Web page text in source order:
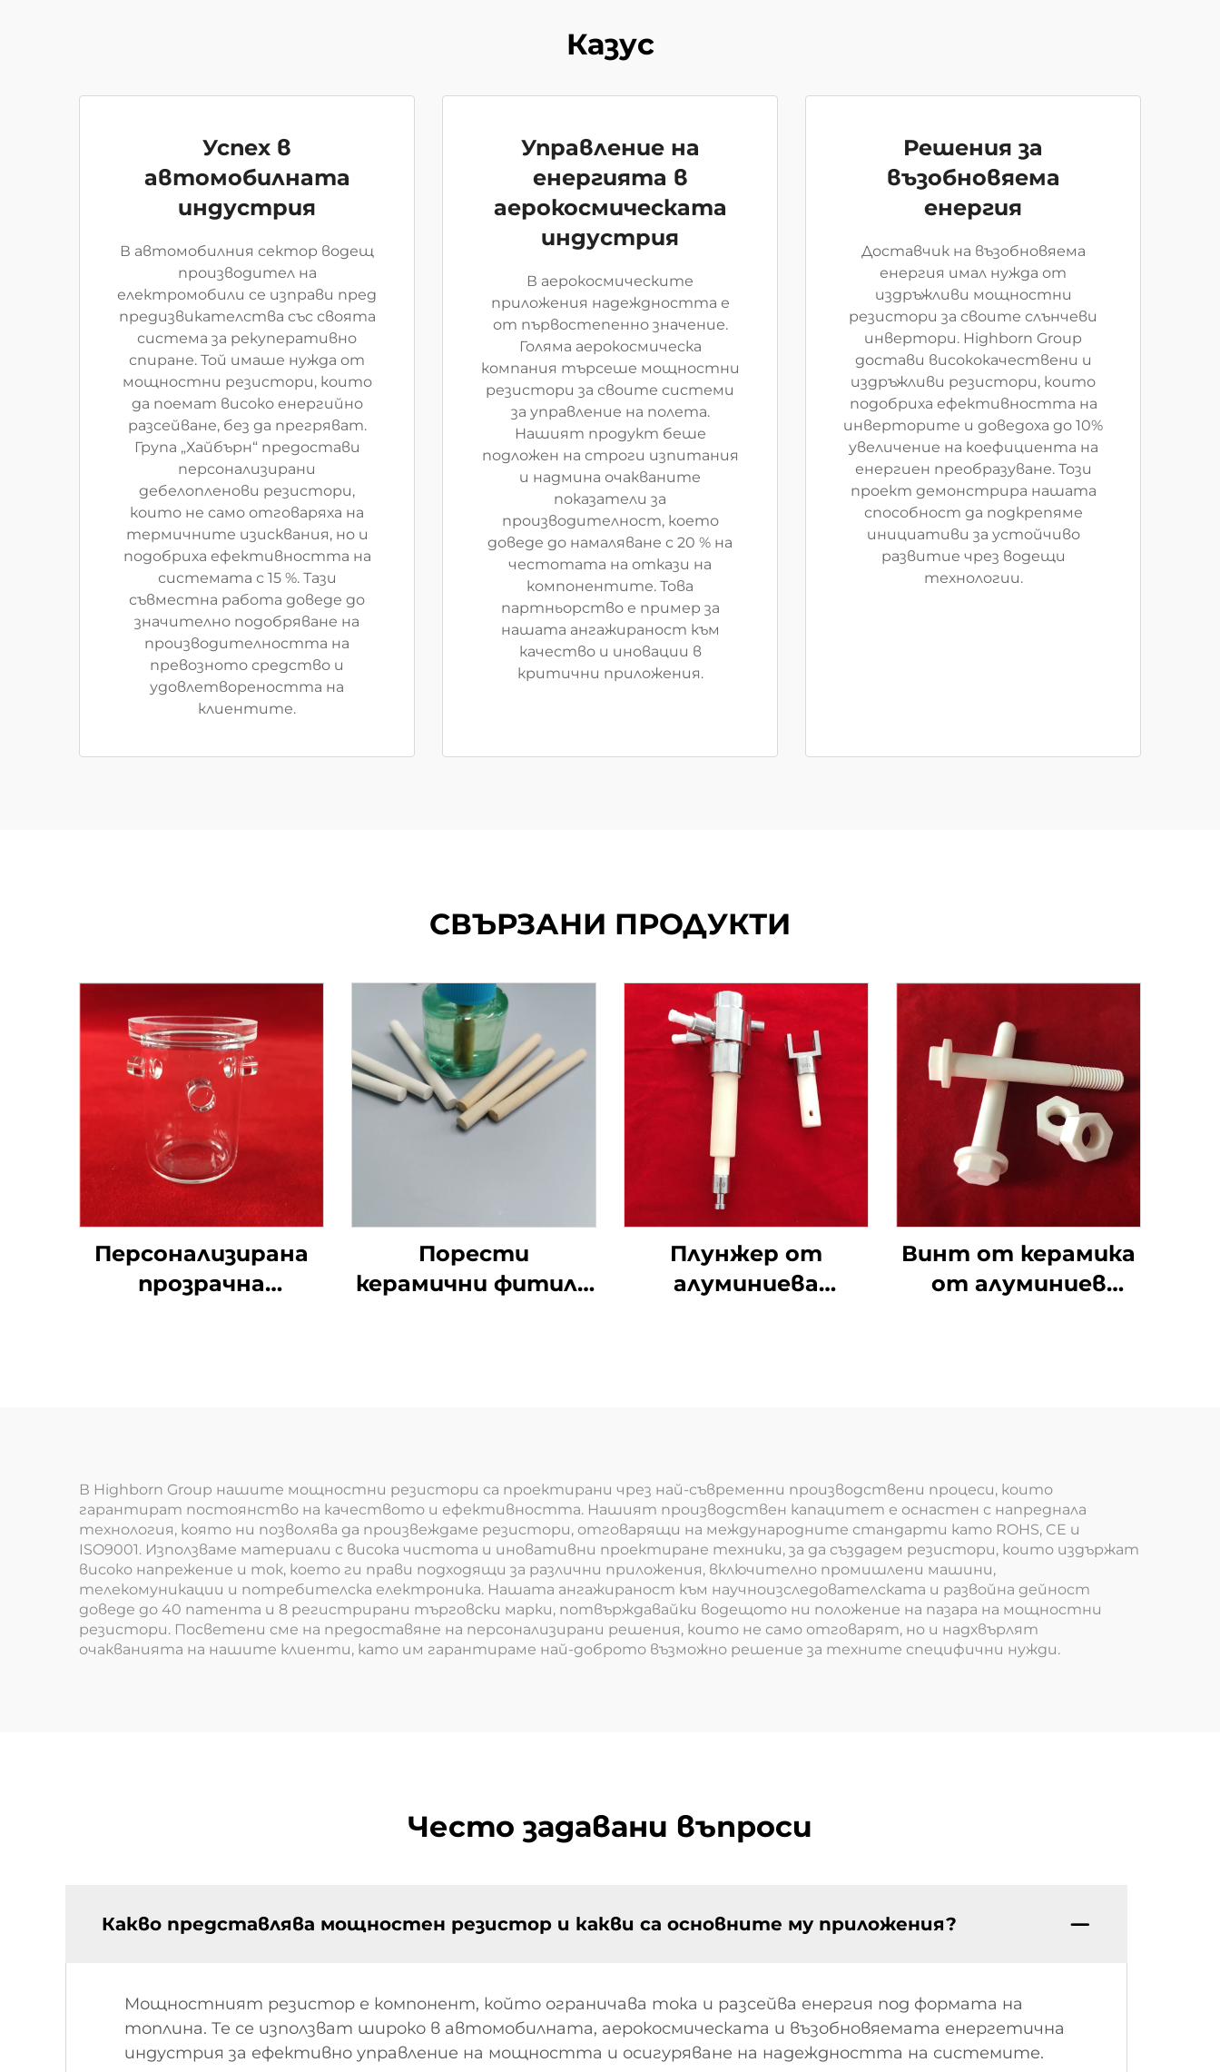
Казус
Успех в
автомобилната
индустрия
В автомобилния сектор водещ
производител на
електромобили се изправи пред
предизвикателства със своята
система за рекуперативно
спиране. Той имаше нужда от
мощностни резистори, които
да поемат високо енергийно
разсейване, без да прегряват.
Група „Хайбърн“ предостави
персонализирани
дебелопленови резистори,
които не само отговаряха на
термичните изисквания, но и
подобриха ефективността на
системата с 15 %. Тази
съвместна работа доведе до
значително подобряване на
производителността на
превозното средство и
удовлетвореността на
клиентите.
Управление на
енергията в
аерокосмическата
индустрия
В аерокосмическите
приложения надеждността е
от първостепенно значение.
Голяма аерокосмическа
компания търсеше мощностни
резистори за своите системи
за управление на полета.
Нашият продукт беше
подложен на строги изпитания
и надмина очакваните
показатели за
производителност, което
доведе до намаляване с 20 % на
честотата на откази на
компонентите. Това
партньорство е пример за
нашата ангажираност към
качество и иновации в
критични приложения.
Решения за
възобновяема
енергия
Доставчик на възобновяема
енергия имал нужда от
издръжливи мощностни
резистори за своите слънчеви
инвертори. Highborn Group
достави висококачествени и
издръжливи резистори, които
подобриха ефективността на
инверторите и доведоха до 10%
увеличение на коефициента на
енергиен преобразуване. Този
проект демонстрира нашата
способност да подкрепяме
инициативи за устойчиво
развитие чрез водещи
технологии.
СВЪРЗАНИ ПРОДУКТИ
Персонализирана
прозрачна
Порести
керамични фитили
Плунжер от
алуминиева
Винт от керамика
от алуминиев
В Highborn Group нашите мощностни резистори са проектирани чрез най-съвременни производствени процеси, които
гарантират постоянство на качеството и ефективността. Нашият производствен капацитет е оснастен с напреднала
технология, която ни позволява да произвеждаме резистори, отговарящи на международните стандарти като ROHS, CE и
ISO9001. Използваме материали с висока чистота и иновативни проектиране техники, за да създадем резистори, които издържат
високо напрежение и ток, което ги прави подходящи за различни приложения, включително промишлени машини,
телекомуникации и потребителска електроника. Нашата ангажираност към научноизследователската и развойна дейност
доведе до 40 патента и 8 регистрирани търговски марки, потвърждавайки водещото ни положение на пазара на мощностни
резистори. Посветени сме на предоставяне на персонализирани решения, които не само отговарят, но и надхвърлят
очакванията на нашите клиенти, като им гарантираме най-доброто възможно решение за техните специфични нужди.
Често задавани въпроси
Какво представлява мощностен резистор и какви са основните му приложения?
Мощностният резистор е компонент, който ограничава тока и разсейва енергия под формата на
топлина. Те се използват широко в автомобилната, аерокосмическата и възобновяемата енергетична
индустрия за ефективно управление на мощността и осигуряване на надеждността на системите.